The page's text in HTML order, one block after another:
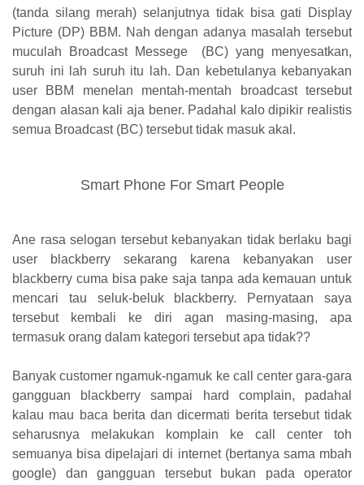
(tanda silang merah) selanjutnya tidak bisa gati Display
Picture (DP) BBM. Nah dengan adanya masalah tersebut
muculah Broadcast Messege (BC) yang menyesatkan,
suruh ini lah suruh itu lah. Dan kebetulanya kebanyakan
user BBM menelan mentah-mentah broadcast tersebut
dengan alasan kali aja bener. Padahal kalo dipikir realistis
semua Broadcast (BC) tersebut tidak masuk akal.
Smart Phone For Smart People
Ane rasa selogan tersebut kebanyakan tidak berlaku bagi
user blackberry sekarang karena kebanyakan user
blackberry cuma bisa pake saja tanpa ada kemauan untuk
mencari tau seluk-beluk blackberry. Pernyataan saya
tersebut kembali ke diri agan masing-masing, apa
termasuk orang dalam kategori tersebut apa tidak??
Banyak customer ngamuk-ngamuk ke call center gara-gara
gangguan blackberry sampai hard complain, padahal
kalau mau baca berita dan dicermati berita tersebut tidak
seharusnya melakukan komplain ke call center toh
semuanya bisa dipelajari di internet (bertanya sama mbah
google) dan gangguan tersebut bukan pada operator